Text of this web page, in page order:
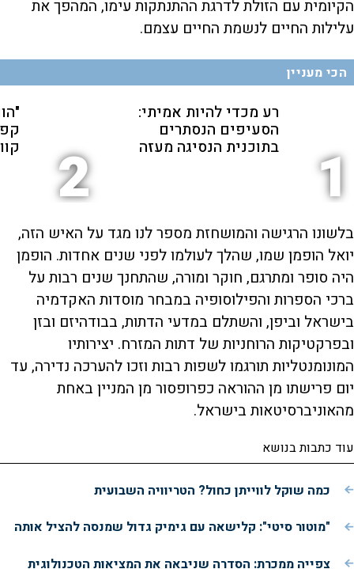
הקיומית עם הזולת לדרגת ההתנתקות עימו, המהפך את
עלילות החיים לנשמת החיים עצמם.
הכי מעניין
1
רע מכדי להיות אמיתי:
הסעיפים הנסתרים
בתוכנית הנסיגה מעזה 2
בלשונו הרגישה והמושחזת מספר לנו מגד על האיש הזה,
יואל הופמן שמו, שהלך לעולמו לפני שנים אחדות. הופמן
היה סופר ומתרגם, חוקר ומורה, שהתחנך שנים רבות על
ברכי הספרות והפילוסופיה במבחר מוסדות האקדמיה
בישראל וביפן, והשתלם במדעי הדתות, בבודהיזם ובזן
ובפרקטיקות הרוחניות של דתות המזרח. יצירותיו
המונומנטליות תורגמו לשפות רבות וזכו להערכה נדירה, עד
יום פרישתו מן ההוראה כפרופסור מן המניין באחת
מהאוניברסיטאות בישראל.
עוד כתבות בנושא
כמה שוקל לווייתן כחול? הטריוויה השבועית
"מוטור סיטי": קלישאה עם גימיק גדול שמנסה להציל אותה
צפייה ממכרת: הסדרה שניבאה את המציאות הטכנולוגית